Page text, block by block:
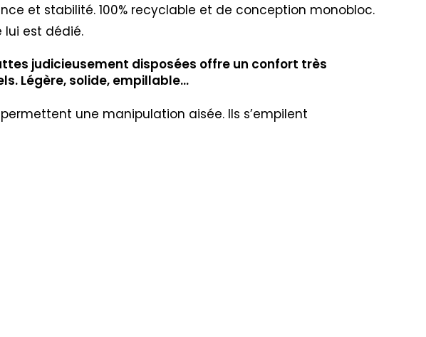
et stabilité. 100% recyclable et de conception monobloc.
lui est dédié.
judicieusement disposées offre un confort très
Légère, solide, empillable…
une manipulation aisée. Ils s’empilent